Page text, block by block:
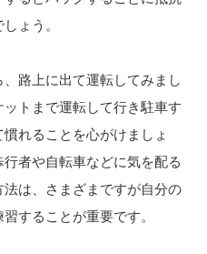
ょう。
路上に出て運転してみまし
トまで運転して行き駐車す
れることを心がけましょ
者や自転車などに気を配る
は、さまざまですが自分の
することが重要です。